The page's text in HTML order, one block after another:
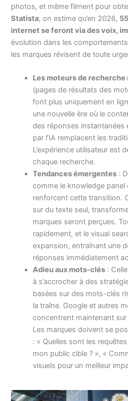
photos, et même filment pour
Statista, on estime qu’en 2026,
internet se feront via des voix,
évolution dans les
les marques révisent de toute
Les moteurs de recherche
(pages de résultats des
font plus uniquement en
une nouvelle ère où le
des réponses instantanées
par l’IA remplacent les
L’expérience utilisateur est
chaque recherche.
Tendances émergentes :
comme le knowledge panel
renforcent cette transition.
sur du texte seul,
marques seront perçues.
rapidement, et le visual
expansion, entraînant une
réponses immédiatement
Adieu aux mots-clés :
à s’accrocher à des
basées sur des mots-clés
la traîne. Google et autres
concentrent maintenant sur
Les marques doivent se
: « Quelles sont les
mon public cible ? », «
visuels pour un meilleur